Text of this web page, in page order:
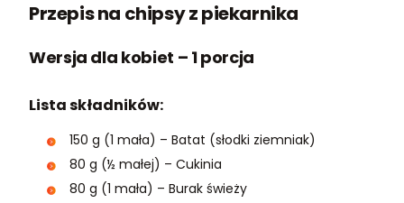
Przepis na chipsy z piekarnika
Wersja dla kobiet – 1 porcja
Lista składników:
150 g (1 mała) – Batat (słodki ziemniak)
80 g (½ małej) – Cukinia
80 g (1 mała) – Burak świeży